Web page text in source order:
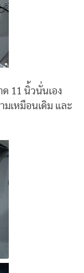
ด 11 นิ้วนั่นเอง
มเหมือนเดิม และ